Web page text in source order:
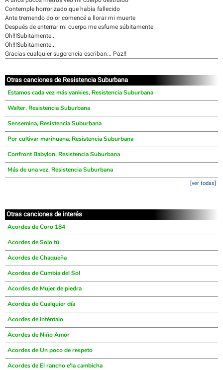
Contemple horrorizado que había fallecido
Ante tremendo dolor comencé a llorar mi muerte
Después de enterrar mi cuerpo me esfume súbitamente
Oh!!!Subitamente...
Oh!!!Subitamente...
Gracias cualquier sugerencia escriban... Paz!!
Otras canciones de Resistencia Suburbana
Estamos cada vez más yankies, Resistencia Suburbana
Walter, Resistencia Suburbana
Sensemina, Resistencia Suburbana
Por cultivar marihuana, Resistencia Suburbana
Confront Babylon, Resistencia Suburbana
Más de una vez, Resistencia Suburbana
[ver todas]
Otras canciones de interés
Acordes de Coro 184
Acordes de Solo tú
Acordes de Chaqueña
Acordes de Cumbia del Sol
Acordes de Mujer de piedra
Acordes de Cualquier día
Acordes de Inténtalo
Acordes de Niño Amor
Acordes de Un poco de respeto
Acordes de El rancho e'la cambicha